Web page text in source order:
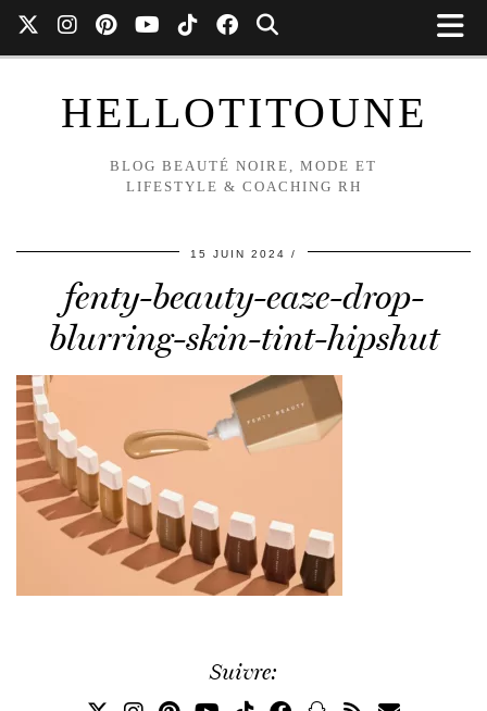
HELLOTITOUNE
BLOG BEAUTÉ NOIRE, MODE ET
LIFESTYLE & COACHING RH
15 JUIN 2024
fenty-beauty-eaze-drop-
blurring-skin-tint-hipshut
Suivre: